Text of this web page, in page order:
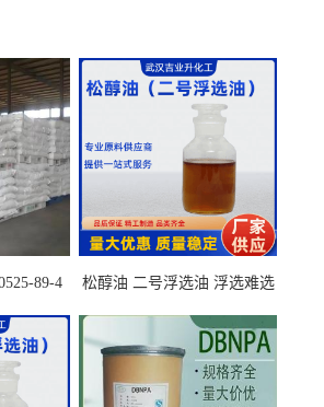
89-4
松醇油 二号浮选油 浮选难选
石墨矿